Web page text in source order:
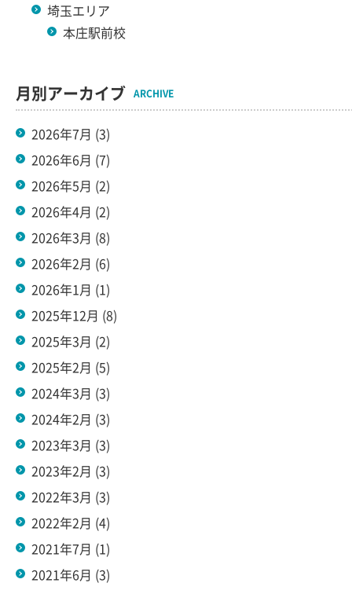
埼玉エリア
本庄駅前校
月別アーカイブ ARCHIVE
2026年7月 (3)
2026年6月 (7)
2026年5月 (2)
2026年4月 (2)
2026年3月 (8)
2026年2月 (6)
2026年1月 (1)
2025年12月 (8)
2025年3月 (2)
2025年2月 (5)
2024年3月 (3)
2024年2月 (3)
2023年3月 (3)
2023年2月 (3)
2022年3月 (3)
2022年2月 (4)
2021年7月 (1)
2021年6月 (3)